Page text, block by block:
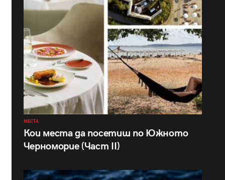
МЕСТА
Кои места да посетиш по Южното
Черноморие (Част II)